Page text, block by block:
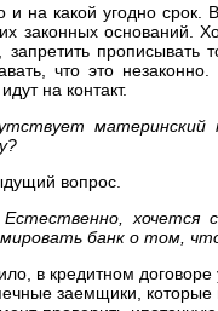
на какой угодно срок.
оснований.
прописывать
что это
на контакт.
материнский
вопрос.
хочется
банк о том,
в кредитном
заемщики, которые